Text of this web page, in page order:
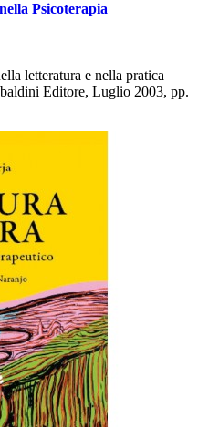
Psicoterapia
letteratura e nella pratica
Editore, Luglio 2003, pp.